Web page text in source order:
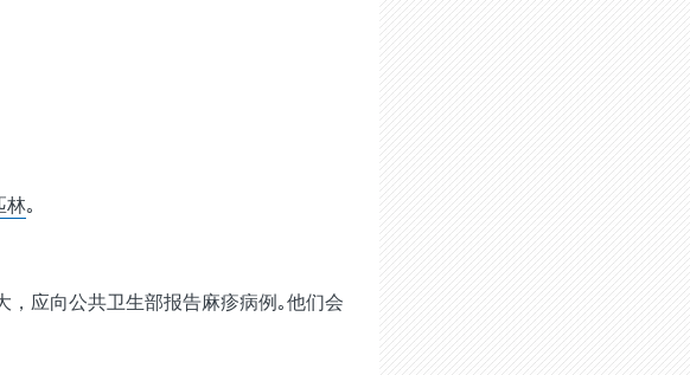
林｡
应向公共卫生部报告麻疹病例｡他们会